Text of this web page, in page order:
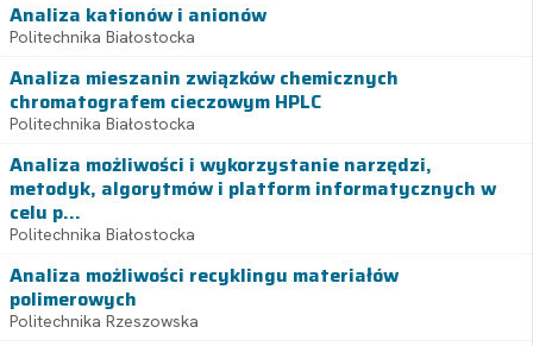
Analiza kationów i anionów
Politechnika Białostocka
Analiza mieszanin związków chemicznych
chromatografem cieczowym HPLC
Politechnika Białostocka
Analiza możliwości i wykorzystanie narzędzi,
metodyk, algorytmów i platform informatycznych w
celu p...
Politechnika Białostocka
Analiza możliwości recyklingu materiałów
polimerowych
Politechnika Rzeszowska